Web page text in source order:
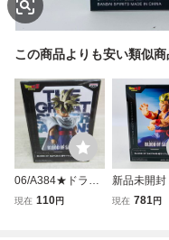
この商品よりも安い類似商
06/A384★ドラゴ
ンボールZ BLOOD
現在 110円
新品未開封
レスト
現在 781円